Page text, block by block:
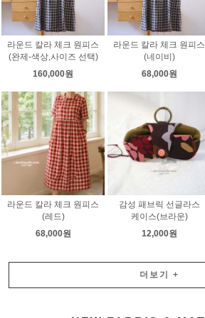
라운드 칼라 체크 원피스
(완제-색상,사이즈 선택)
160,000원
라운드 칼라 체크 원피스
(네이비)
68,000원
라운드 칼라 체크 원피스
(레드)
68,000원
감성 패브릭 선글라스
케이스(브라운)
12,000원
더보기 +